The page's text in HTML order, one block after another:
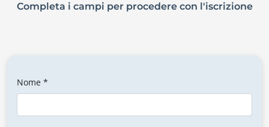
Completa i campi per procedere con l'iscrizione
Nome *